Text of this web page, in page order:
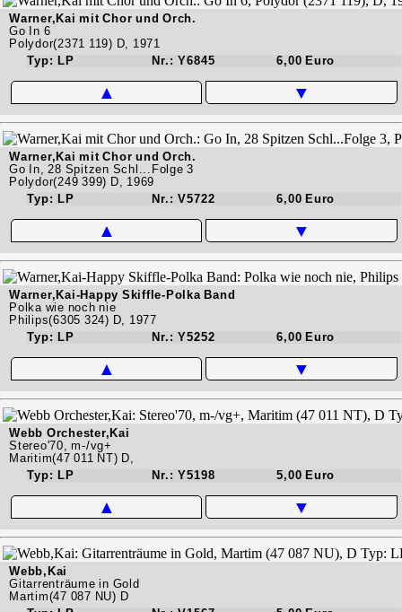
Warner,Kai mit Chor und Orch.
Go In 6
Polydor(2371 119) D, 1971
Typ: LP
Nr.: Y6845 6,00 Euro
▲ ▼
Warner,Kai mit Chor und Orch.
Go In, 28 Spitzen Schl...Folge 3
Polydor(249 399) D, 1969
Typ: LP
Nr.: V5722 6,00 Euro
▲ ▼
Warner,Kai-Happy Skiffle-Polka Band
Polka wie noch nie
Philips(6305 324) D, 1977
Typ: LP
Nr.: Y5252 6,00 Euro
▲ ▼
Webb Orchester,Kai
Stereo'70, m-/vg+
Maritim(47 011 NT) D,
Typ: LP
Nr.: Y5198 5,00 Euro
▲ ▼
Webb,Kai
Gitarrenträume in Gold
Martim(47 087 NU) D